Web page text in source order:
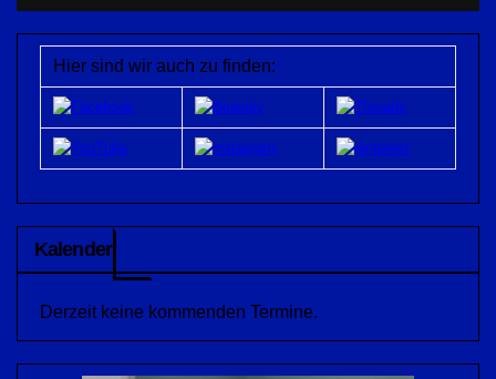
Hier sind wir auch zu finden:
Kalender
Derzeit keine kommenden Termine.